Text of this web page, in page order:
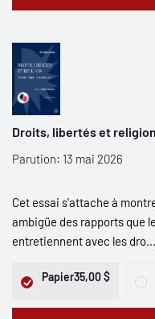
Droits, libertés et
Parution: 13 mai 2026
Cet essai s'attache à
ambigüe des rapports que
entretiennent avec les dro...
Papier35,00 $